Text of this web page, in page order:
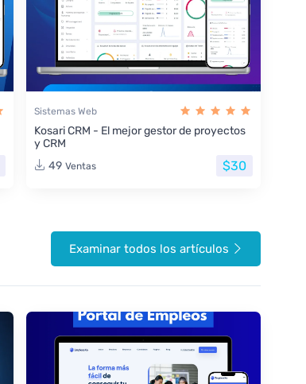
Sistemas Web
Kosari CRM - El mejor gestor de proyectos
y CRM
49 Ventas $30
Examinar todos los artículos